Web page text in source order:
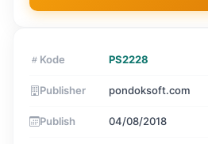
Kode PS2228
Publisher pondoksoft.com
Publish 04/08/2018